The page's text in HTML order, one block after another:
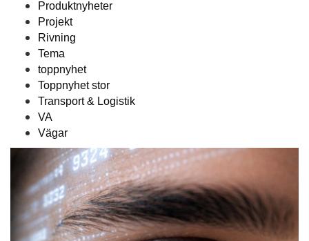
Produktnyheter
Projekt
Rivning
Tema
toppnyhet
Toppnyhet stor
Transport & Logistik
VA
Vägar